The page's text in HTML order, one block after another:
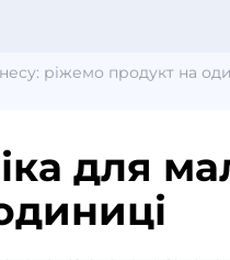
ріжемо продукт на
для